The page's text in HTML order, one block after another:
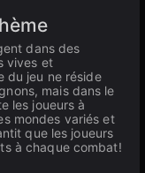
dans des
vives et
du jeu ne réside
mais dans le
les joueurs à
mondes variés et
que les joueurs
à chaque combat!